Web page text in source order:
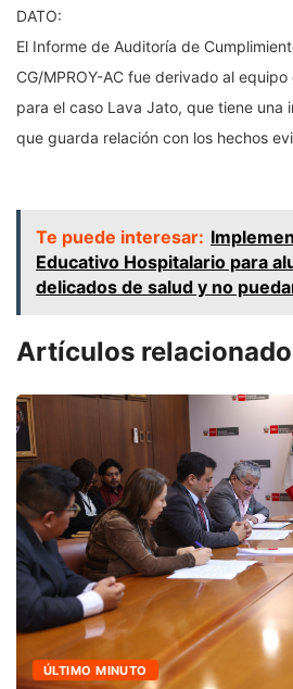
DATO:
El Informe de Auditoría de
CG/MPROY-AC fue derivado al
para el caso Lava Jato, que tiene una
que guarda relación con los hechos
Te puede interesar:
Educativo Hospitalario para
delicados de salud y no
Artículos
ÚLTIMO MINUTO